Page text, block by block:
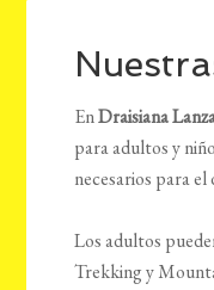
EnDraisiana
para adultos y
necesarios para
Los adultos
Trekking y